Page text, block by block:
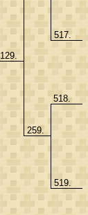
129.
517.
259.
518.
519.